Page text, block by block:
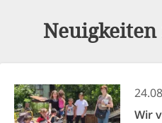
Wir